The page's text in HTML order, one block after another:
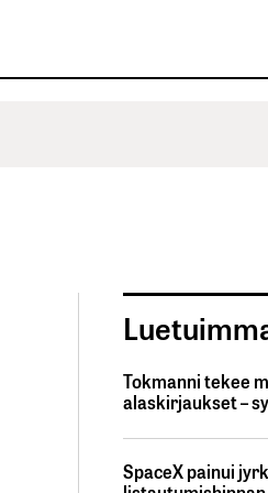
Tokmanni tekee
alaskirjaukset –
SpaceX painui